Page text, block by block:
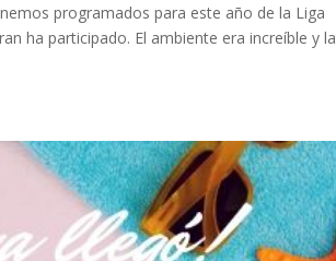
programados para este año de la Liga
ha participado. El ambiente era increíble y la